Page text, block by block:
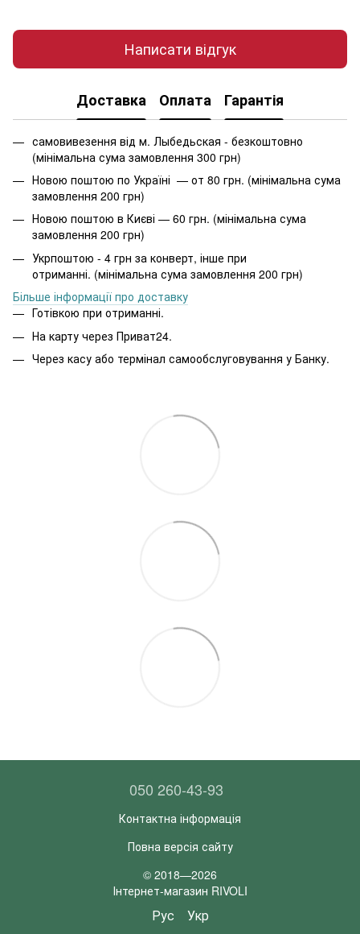
Написати відгук
Доставка Оплата Гарантія
самовивезення від м. Лыбедьская - безкоштовно
(мінімальна сума замовлення 300 грн)
Новою поштою по Україні — от 80 грн. (мінімальна сума
замовлення 200 грн)
Новою поштою в Києві — 60 грн. (мінімальна сума
замовлення 200 грн)
Укрпоштою - 4 грн за конверт, інше при
отриманні. (мінімальна сума замовлення 200 грн)
Більше інформації про доставку
Готівкою при отриманні.
На карту через Приват24.
Через касу або термінал самообслуговування у Банку.
050 260-43-93
Контактна інформація
Повна версія сайту
© 2018—2026
Інтернет-магазин RIVOLI
Рус Укр